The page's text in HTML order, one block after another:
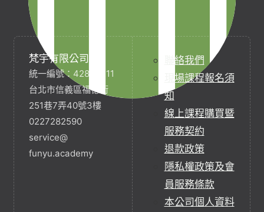
梵宇有限公司
統一編號：42854211
台北市信義區福德街
251巷7弄40號3樓
0227282590
service@
funyu.academy
聯絡我們
現場課程報名須
知
線上課程購買暨
服務契約
退款政策
隱私權政策及會
員服務條款
本公司個人資料